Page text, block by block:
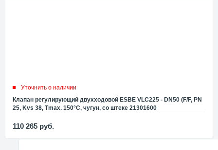
Уточнить о наличии
Клапан регулирующий двухходовой ESBE VLC225 - DN50 (F/F, PN
25, Kvs 38, Tmax. 150°C, чугун, со штеке 21301600
110 265 руб.